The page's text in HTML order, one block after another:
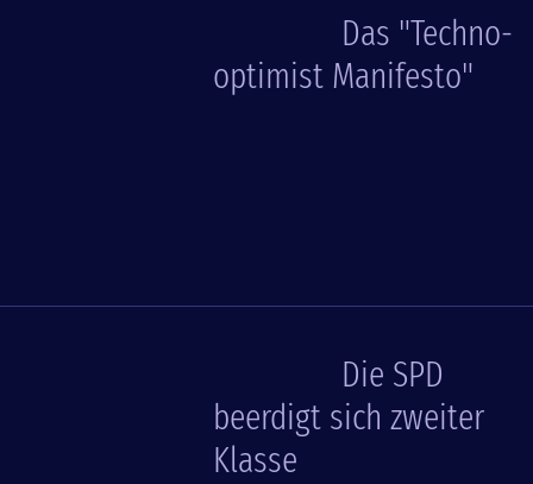
Das "Techno-
optimist Manifesto"
Die SPD
beerdigt sich zweiter
Klasse